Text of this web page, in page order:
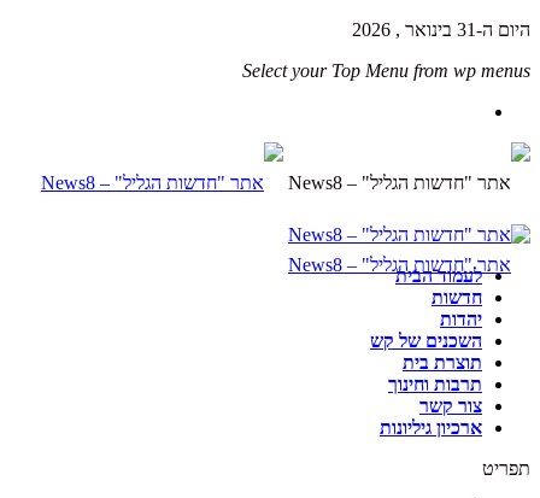
היום ה-31 בינואר , 2026
Select your Top Menu from wp menus
לעמוד הבית
חדשות
יהדות
השכנים של קש
תוצרת בית
תרבות וחינוך
צור קשר
ארכיון גיליונות
תפריט